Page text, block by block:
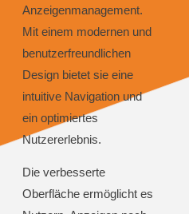
Anzeigenmanagement.
Mit einem modernen und
benutzerfreundlichen
Design bietet sie eine
intuitive Navigation und
ein optimiertes
Nutzererlebnis.
Die verbesserte
Oberfläche ermöglicht es